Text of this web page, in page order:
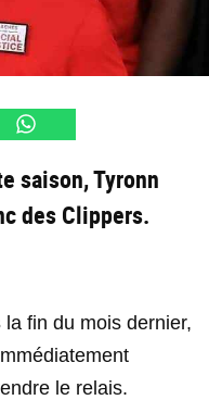
saison, Tyronn
des Clippers.
la fin du mois dernier,
le relais.